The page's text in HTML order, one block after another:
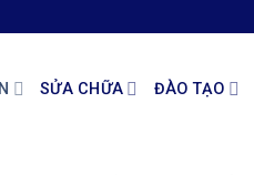
SỬA CHỮA ĐÀO TẠO